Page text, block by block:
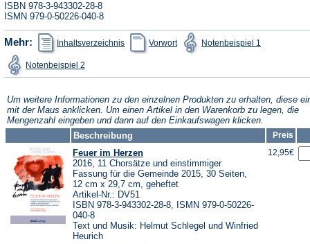
ISBN 978-3-943302-28-8
ISMN 979-0-50226-040-8
Mehr: Inhaltsverzeichnis
(Öffnet
in
einem
Tab)
Vorwort
(Öffnet
in
einem
Tab)
Notenbeispiel 1in
Tab)
Notenbeispiel 2in
einem
Tab)
Um weitere Informationen zu den einzelnen Produkten zu erhalten, diese
mit der Maus anklicken. Um einen Artikel in den Warenkorb zu legen, die
Mengenzahl eingeben und dann auf den Einkaufswagen klicken.
Beschreibung
Preis
Feuer im Herzen
2016, 11 Chorsätze und einstimmiger
Fassung für die Gemeinde 2015, 30 Seiten,
12 cm x 29,7 cm, geheftet
Artikel-Nr.: DV51
ISBN 978-3-943302-28-8, ISMN 979-0-50226-
040-8
Text und Musik: Helmut Schlegel und Winfried
Heurich
12,95€